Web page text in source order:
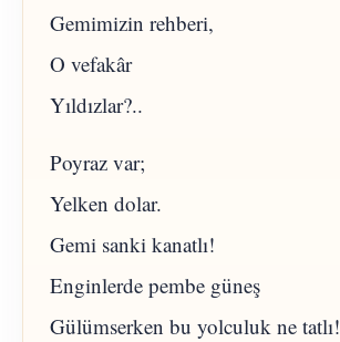
Gemimizin rehberi,
O vefakâr
Yıldızlar?..
Poyraz var;
Yelken dolar.
Gemi sanki kanatlı!
Enginlerde pembe güneş
Gülümserken bu yolculuk ne tatlı!